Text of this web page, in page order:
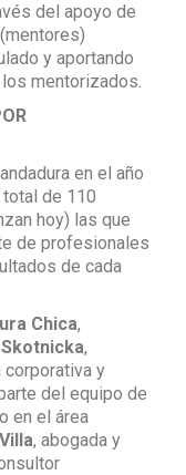
del apoyo de
y aportando
mentorizados.
en el año
de 110
hoy) las que
de profesionales
de cada
Chica,
,
corporativa y
del equipo de
en el área
, abogada y